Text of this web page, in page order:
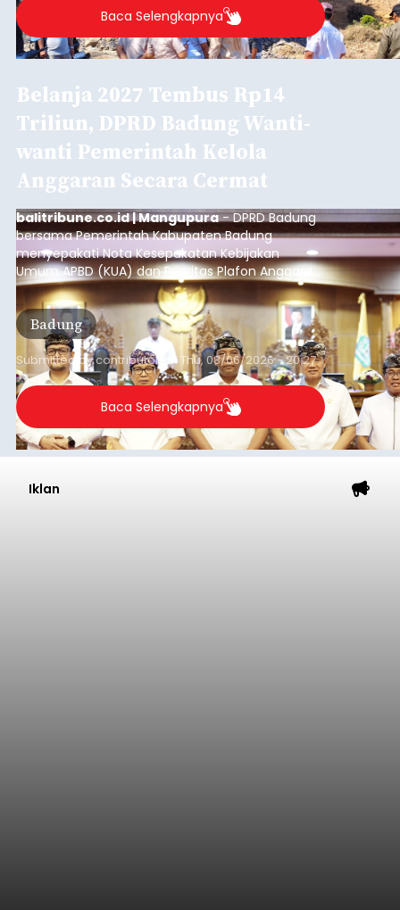
Baca Selengkapnya
Belanja 2027 Tembus Rp14
Triliun, DPRD Badung Wanti-
wanti Pemerintah Kelola
Anggaran Secara Cermat
balitribune.co.id | Mangupura- DPRD Badung
bersama Pemerintah Kabupaten Badung
menyepakati Nota Kesepakatan Kebijakan
Umum APBD (KUA) dan Prioritas Plafon Anggaran
Sementara (PPAS) Tahun Anggaran 2027 dalam
rapat paripurna yang digelar di Gedung DPRD
Badung, Kamis (6/8/2026).
Badung
Submitted bycontributor onThu, 08/06/2026 - 20:27
Baca Selengkapnya
Iklan